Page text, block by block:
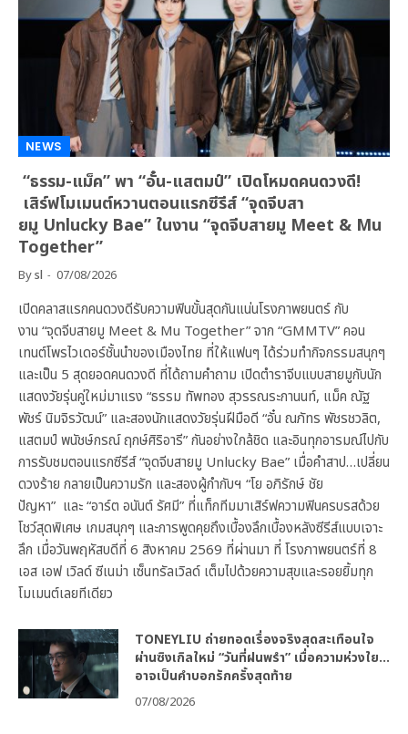
NEWS
“ธรรม-แม็ค” พา “อั๋น-แสตมป์” เปิดโหมดคนดวงดี!
เสิร์ฟโมเมนต์หวานตอนแรกซีรีส์ “จุดจีบสา
ยมู Unlucky Bae” ในงาน “จุดจีบสายมู Meet & Mu
Together”
Bysl 07/08/2026
เปิดคลาสแรกคนดวงดีรับความฟินขั้นสุดกันแน่นโรงภาพยนตร์ กับ
งาน “จุดจีบสายมู Meet & Mu Together” จาก “GMMTV” คอน
เทนต์โพรไวเดอร์ชั้นนำของเมืองไทย ที่ให้แฟนๆ ได้ร่วมทำกิจกรรมสนุกๆ
และเป็น 5 สุดยอดคนดวงดี ที่ได้ถามคำถาม เปิดตำราจีบแบบสายมูกับนัก
แสดงวัยรุ่นคู่ใหม่มาแรง “ธรรม ทัพทอง สุวรรณระกานนท์, แม็ค ณัฐ
พัชร์ นิมจิรวัฒน์” และสองนักแสดงวัยรุ่นฝีมือดี “อั๋น ณภัทร พัชรชวลิต,
แสตมป์ พนัชษ์กรณ์ ฤกษ์ศิริอารี” กันอย่างใกล้ชิด และอินทุกอารมณ์ไปกับ
การรับชมตอนแรกซีรีส์ “จุดจีบสายมู Unlucky Bae” เมื่อคำสาป…เปลี่ยน
ดวงร้าย กลายเป็นความรัก และสองผู้กำกับฯ “โย อภิรักษ์ ชัย
ปัญหา” และ “อาร์ต อนันต์ รัศมี” ที่แท็กทีมมาเสิร์ฟความฟินครบรสด้วย
โชว์สุดพิเศษ เกมสนุกๆ และการพูดคุยถึงเบื้องลึกเบื้องหลังซีรีส์แบบเจาะ
ลึก เมื่อวันพฤหัสบดีที่ 6 สิงหาคม 2569 ที่ผ่านมา ที่ โรงภาพยนตร์ที่ 8
เอส เอฟ เวิลด์ ซีเนม่า เซ็นทรัลเวิลด์ เต็มไปด้วยความสุขและรอยยิ้มทุก
โมเมนต์เลยทีเดียว
TONEYLIU ถ่ายทอดเรื่องจริงสุดสะเทือนใจ
ผ่านซิงเกิลใหม่ “วันที่ฝนพรำ” เมื่อความห่วงใย…
อาจเป็นคำบอกรักครั้งสุดท้าย
07/08/2026